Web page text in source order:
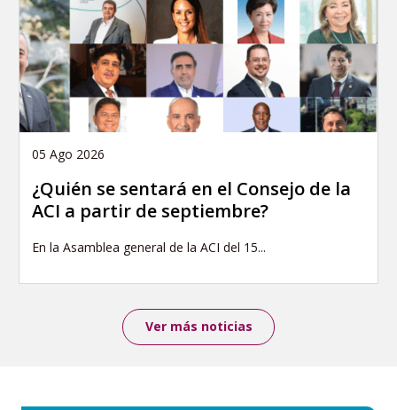
05 Ago 2026
¿Quién se sentará en el Consejo de la
ACI a partir de septiembre?
En la Asamblea general de la ACI del 15...
Ver más noticias